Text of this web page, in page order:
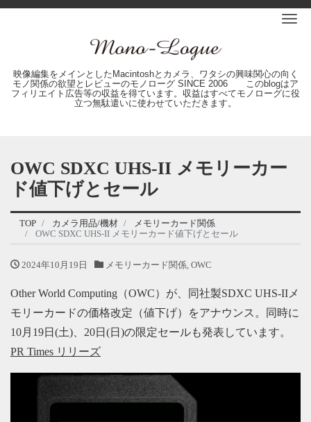
映像編集をメインとしたMacintoshとカメラ、ワタシの興味関心の向く
モノ関係の欲望とレビューのモノローグ SINCE 2006 このblogはア
フィリエイト広告等の収益を得ています。収益はすべてモノローグに役
立つ無駄遣いに使わせていただきます。
OWC SDXC UHS-II メモリーカー
ド値下げとセール
TOP カメラ用品/機材
メモリーカード関係
OWC SDXC UHS-II メモリーカード値下げとセール
2024年10月19日 メモリーカード関係, OWC
Other World Computing（OWC）が、同社製SDXC UHS-IIメ
モリーカードの価格改定（値下げ）をアナウンス。同時に
10月19日(土)、20日(日)の限定セールも発表しています。
PR Times リリーズ